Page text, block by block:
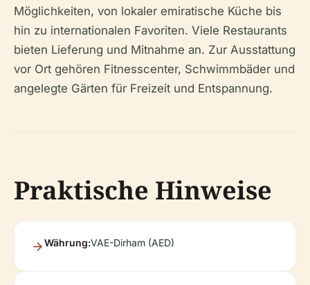
Möglichkeiten, von lokaler emiratische Küche bis
hin zu internationalen Favoriten. Viele Restaurants
bieten Lieferung und Mitnahme an. Zur Ausstattung
vor Ort gehören Fitnesscenter, Schwimmbäder und
angelegte Gärten für Freizeit und Entspannung.
Praktische Hinweise
Währung:VAE-Dirham (AED)